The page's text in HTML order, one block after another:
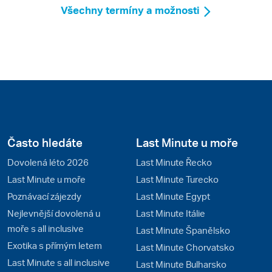
Všechny termíny a možnosti
Často hledáte
Dovolená léto 2026
Last Minute u moře
Poznávací zájezdy
Nejlevnější dovolená u
moře s all inclusive
Exotika s přímým letem
Last Minute s all inclusive
Last Minute u moře
Last Minute Řecko
Last Minute Turecko
Last Minute Egypt
Last Minute Itálie
Last Minute Španělsko
Last Minute Chorvatsko
Last Minute Bulharsko